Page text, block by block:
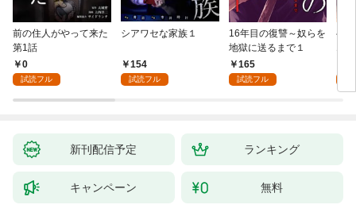
前の住人がやって来た
第1話
0
試読フル
シアワセな家族１
154
試読フル
16年目の復讐～奴らを
地獄に送るまで１
165
試読フル
ベ
新刊配信予定 ランキング
キャンペーン 無料